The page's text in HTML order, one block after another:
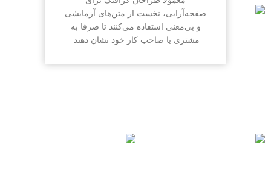
صفحه‌آرایی، نخست از متن‌های آزمایشی
و بی‌معنی استفاده می‌کنند تا صرفا به
مشتری یا صاحب کار خود نشان دهند